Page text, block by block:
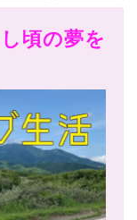
頃の夢を